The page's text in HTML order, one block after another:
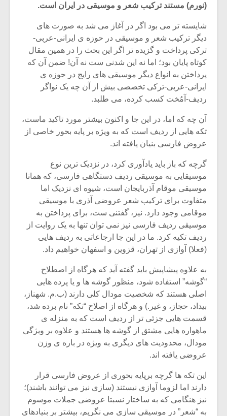
(نورم) مستند ترکیب شعر و موسیقی در ایران است.
شایسته تر می بود اگر در آغاز می شد به صورت های
دیگر ترکیب شعر و موسیقی در حوزه ی ایرانی-عربی-
ترکی پرداخت و گزیده تر اگر این بحث را در همین مقال
کوتاه پایان بود؛ اما نه این شدنی ست نه آن! ضمن آن که
پرداختن به انواع دیگر موسیقی های رایج در حوزه ی
ایرانی-عربی-ترکی تخصصی بیش از آن چه یک نواگر
ردیف-آمُخت کسب کرده، می طلبد.
آن چه که اما، در این جا و اکنون بیشتر مورد تاکید ماست،
تکه هایی از ردیف است که به ویژه بر پایه بحور خاصی از
عروض فارسی بنیان یافته اند.
گرچه که باز باید یادآوری کرد، در نزدیک ترین نوع
موسیقایی به موسیقی ردیف دستگاهی فارسی، که همانا
موسیقی موقام آذربایجان است، شیوه ای نزدیک اما
متفاوت برای ترکیب شعر عروضی آذری با موسیقی
موقامی وجود دارد. نیز، گفتنی ست، برای پرداختن به
موسیقی ردیف فارسی نیز نمی توان تنها به یک روایت از
ردیف تکیه کرد. ما در این جا ارجاعاتی به ردیف هایی
(فعلا) آوازی از تهران، قزوین و اسفهان خواهیم داد.
به علاوه پیشاپیش باید گفته آید که هرگاه از اصطلاح
“گوشه” استفاده شود، منظور گوشه ها و یا پرده هایی
اصلی هستند که شخصیت مودال کلی دارند (ب.م. شهناز،
بیداد، حجاز، و غیر.) و هرگاه از اصلاح “تکه” نام برده شد،
قسمت هایی جزئی تر از ردیف است که به منزله ی
ماهواره هایی مشتق از گوشه ها هستند و علاوه بر ویژگی
مودال، محدودیت های دیگری به ویژه در باره ی وزن
عروضی یافته اند.
این تکه ها گرچه برپایه بحوری از عروض فارسی قرار
دارند اما لزوما آوازی نیستند (سازی نیز می توانند باشند)؛
نیز هنگامی که به ساختار نسبتا عروضی جملات موسوم
به “شعر” در موسیقی سازی می نگریم، بیشتر بر بنیادهای
میکلوش روژا
یادداشتی بر موسیقی
متن فیلم «متری
شیش و نیم»
اگر نمی توانی
مشهورترین باشی،
بدنام ترین باش
موریس ژار
دوره
موسیقی